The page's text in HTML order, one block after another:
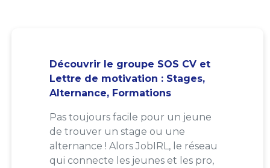
Découvrir le groupe SOS CV et
Lettre de motivation : Stages,
Alternance, Formations
Pas toujours facile pour un jeune
de trouver un stage ou une
alternance ! Alors JobIRL, le réseau
qui connecte les jeunes et les pro,